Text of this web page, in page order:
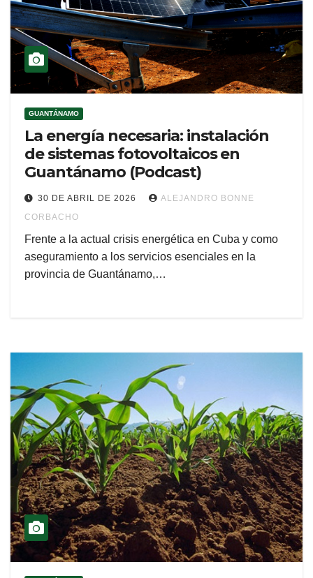
GUANTÁNAMO
La energía necesaria: instalación
de sistemas fotovoltaicos en
Guantánamo (Podcast)
30 DE ABRIL DE 2026
ALEJANDRO BONNE
CORBACHO
Frente a la actual crisis energética en Cuba y como
aseguramiento a los servicios esenciales en la
provincia de Guantánamo,…